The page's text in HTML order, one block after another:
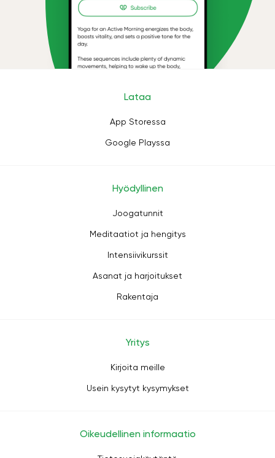
Lataa
App Storessa
Google Playssa
Hyödyllinen
Joogatunnit
Meditaatiot ja hengitys
Intensiivikurssit
Asanat ja harjoitukset
Rakentaja
Yritys
Kirjoita meille
Usein kysytyt kysymykset
Oikeudellinen informaatio